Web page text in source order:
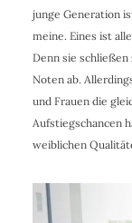
junge Generation
meine. Eines ist
Denn sie schließen
Noten ab.
und Frauen die
Aufstiegschancen
weiblichen